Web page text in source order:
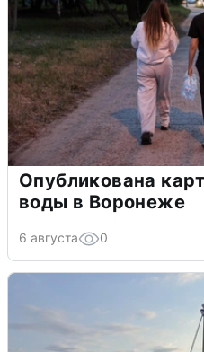
Опубликована
воды в Воронеже
6 августа 0